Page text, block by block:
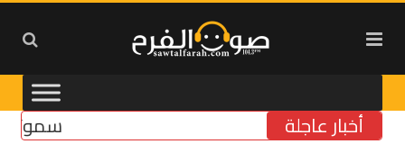
أخبار عاجلة